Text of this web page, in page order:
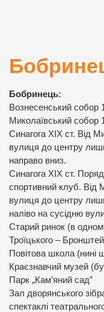
Бобринець:
Вознесенський собор
Миколаївський собор
Синагога ХІХ ст. Від
вулиця до центру
направо вниз.
Синагога ХІХ ст. Поряд
спортивний клуб. Від
вулиця до центру
наліво на сусідню
Старий ринок (в
Троїцького –
Повітова школа
Краєзнавчий музей
Парк „Кам’яний сад”
Зал дворянського
спектаклі